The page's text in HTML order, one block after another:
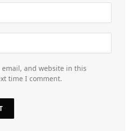
email, and website in this
time I comment.